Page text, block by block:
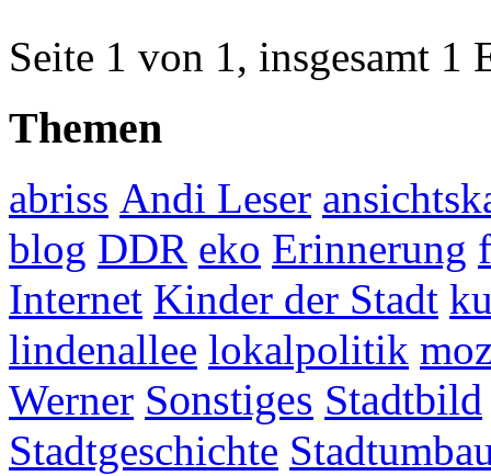
Seite 1 von 1, insgesamt 1
Themen
abriss Andi Leser
blog DDR eko Erinnerung
Internet Kinder der Stadt
lindenallee lokalpolitik
Werner Sonstiges Stadtbild
Stadtgeschichte